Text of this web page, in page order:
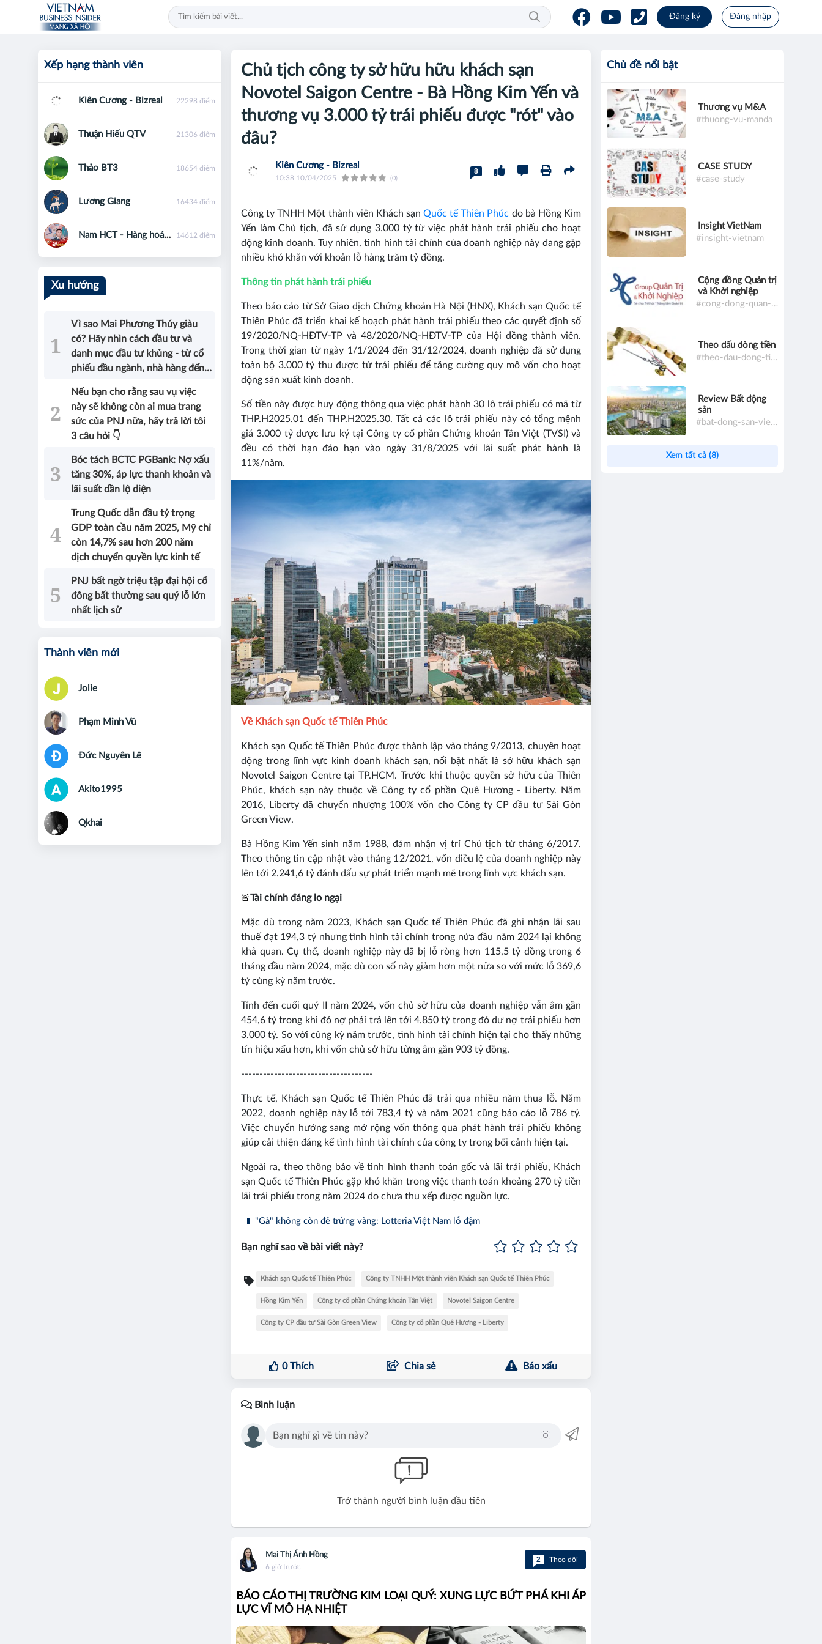
Đăng ký Đăng nhập
Chủ tịch công ty sở hữu hữu khách sạn
Novotel Saigon Centre - Bà Hồng Kim Yến và
thương vụ 3.000 tỷ trái phiếu được "rót" vào
đâu?
Kiên Cương - Bizreal
10:38 10/04/2025 (0)
8
Công ty TNHH Một thành viên Khách sạnQuốc tế Thiên Phúc do bà Hồng Kim
Yến làm Chủ tịch, đã sử dụng 3.000 tỷ từ việc phát hành trái phiếu cho hoạt
động kinh doanh. Tuy nhiên, tình hình tài chính của doanh nghiệp này đang gặp
nhiều khó khăn với khoản lỗ hàng trăm tỷ đồng.
Thông tin phát hành trái phiếu
Theo báo cáo từ Sở Giao dịch Chứng khoán Hà Nội (HNX), Khách sạn Quốc tế
Thiên Phúc đã triển khai kế hoạch phát hành trái phiếu theo các quyết định số
19/2020/NQ-HĐTV-TP và 48/2020/NQ-HĐTV-TP của Hội đồng thành viên.
Trong thời gian từ ngày 1/1/2024 đến 31/12/2024, doanh nghiệp đã sử dụng
toàn bộ 3.000 tỷ thu được từ trái phiếu để tăng cường quy mô vốn cho hoạt
động sản xuất kinh doanh.
Số tiền này được huy động thông qua việc phát hành 30 lô trái phiếu có mã từ
THP.H2025.01 đến THP.H2025.30. Tất cả các lô trái phiếu này có tổng mệnh
giá 3.000 tỷ được lưu ký tại Công ty cổ phần Chứng khoán Tân Việt (TVSI) và
đều có thời hạn đáo hạn vào ngày 31/8/2025 với lãi suất phát hành là
11%/năm.
Về Khách sạn Quốc tế Thiên Phúc
Khách sạn Quốc tế Thiên Phúc được thành lập vào tháng 9/2013, chuyên hoạt
động trong lĩnh vực kinh doanh khách sạn, nổi bật nhất là sở hữu khách sạn
Novotel Saigon Centre tại TP.HCM. Trước khi thuộc quyền sở hữu của Thiên
Phúc, khách sạn này thuộc về Công ty cổ phần Quê Hương - Liberty. Năm
2016, Liberty đã chuyển nhượng 100% vốn cho Công ty CP đầu tư Sài Gòn
Green View.
Bà Hồng Kim Yến sinh năm 1988, đảm nhận vị trí Chủ tịch từ tháng 6/2017.
Theo thông tin cập nhật vào tháng 12/2021, vốn điều lệ của doanh nghiệp này
lên tới 2.241,6 tỷ đánh dấu sự phát triển mạnh mẽ trong lĩnh vực khách sạn.
🚨Tài chính đáng lo ngại
Mặc dù trong năm 2023, Khách sạn Quốc tế Thiên Phúc đã ghi nhận lãi sau
thuế đạt 194,3 tỷ nhưng tình hình tài chính trong nửa đầu năm 2024 lại không
khả quan. Cụ thể, doanh nghiệp này đã bị lỗ ròng hơn 115,5 tỷ đồng trong 6
tháng đầu năm 2024, mặc dù con số này giảm hơn một nửa so với mức lỗ 369,6
tỷ cùng kỳ năm trước.
Tính đến cuối quý II năm 2024, vốn chủ sở hữu của doanh nghiệp vẫn âm gần
454,6 tỷ trong khi đó nợ phải trả lên tới 4.850 tỷ trong đó dư nợ trái phiếu hơn
3.000 tỷ. So với cùng kỳ năm trước, tình hình tài chính hiện tại cho thấy những
tín hiệu xấu hơn, khi vốn chủ sở hữu từng âm gần 903 tỷ đồng.
------------------------------------
Thực tế, Khách sạn Quốc tế Thiên Phúc đã trải qua nhiều năm thua lỗ. Năm
2022, doanh nghiệp này lỗ tới 783,4 tỷ và năm 2021 cũng báo cáo lỗ 786 tỷ.
Việc chuyển hướng sang mở rộng vốn thông qua phát hành trái phiếu không
giúp cải thiện đáng kể tình hình tài chính của công ty trong bối cảnh hiện tại.
Ngoài ra, theo thông báo về tình hình thanh toán gốc và lãi trái phiếu, Khách
sạn Quốc tế Thiên Phúc gặp khó khăn trong việc thanh toán khoảng 270 tỷ tiền
lãi trái phiếu trong năm 2024 do chưa thu xếp được nguồn lực.
"Gà" không còn đẻ trứng vàng: Lotteria Việt Nam lỗ đậm
Bạn nghĩ sao về bài viết này?
Khách sạn Quốc tế Thiên Phúc Công ty TNHH Một thành viên Khách sạn Quốc tế Thiên Phúc
Hồng Kim Yến Công ty cổ phần Chứng khoán Tân Việt Novotel Saigon Centre
Công ty CP đầu tư Sài Gòn Green View Công ty cổ phần Quê Hương - Liberty
0Thích Chia sẻ Báo xấu
Bình luận
Trở thành người bình luận đầu tiên
Mai Thị Ánh Hồng
6 giờ trước
2 Theo dõi
BÁO CÁO THỊ TRƯỜNG KIM LOẠI QUÝ: XUNG LỰC BỨT PHÁ KHI ÁP
LỰC VĨ MÔ HẠ NHIỆT
Xếp hạng thành viên
Kiên Cương - Bizreal 22298 điểm
Thuận Hiếu QTV 21306 điểm
Thảo BT3 18654 điểm
Lương Giang 16434 điểm
Nam HCT - Hàng hoá phái sinh - 0867091553 14612 điểm
Xu hướng
Vì sao Mai Phương Thúy giàu
có? Hãy nhìn cách đầu tư và
danh mục đầu tư khủng - từ cổ
phiếu đầu ngành, nhà hàng đến
được câu trả lời!
Nếu bạn cho rằng sau vụ việc
này sẽ không còn ai mua trang
sức của PNJ nữa, hãy trả lời tôi
3 câu hỏi 👇
Bóc tách BCTC PGBank: Nợ xấu
tăng 30%, áp lực thanh khoản và
lãi suất dần lộ diện
Trung Quốc dẫn đầu tỷ trọng
GDP toàn cầu năm 2025, Mỹ chỉ
còn 14,7% sau hơn 200 năm
dịch chuyển quyền lực kinh tế
PNJ bất ngờ triệu tập đại hội cổ
đông bất thường sau quý lỗ lớn
nhất lịch sử
Thành viên mới
Jolie
Phạm Minh Vũ
Đức Nguyên Lê
Akito1995
Qkhai
Chủ đề nổi bật
Thương vụ M&A
#thuong-vu-manda
CASE STUDY
#case-study
Insight VietNam
#insight-vietnam
Cộng đồng Quản trị
và Khởi nghiệp
#cong-dong-quan-tri-va-khoi-nghiep
Theo dấu dòng tiền
#theo-dau-dong-tien
Review Bất động
sản
#bat-dong-san-viet-nam
Xem tất cả (8)